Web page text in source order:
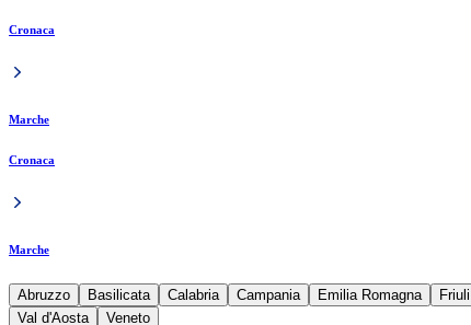
Cronaca
Marche
Cronaca
Marche
Abruzzo Basilicata Calabria Campania Emilia Romagna
Val d'Aosta
Veneto